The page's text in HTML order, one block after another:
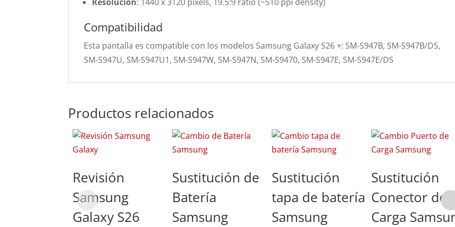
Compatibilidad
Esta pantalla es compatible con los modelos Samsung Galaxy S26 +: SM-S947B, SM-S947B/DS,
SM-S947U, SM-S947U1, SM-S947W, SM-S947N, SM-S9470, SM-S947E, SM-S947E/DS
Productos relacionados
Revisión
Samsung
Galaxy S26
Sustitución de
Batería
Samsung
Sustitución
tapa de batería
Samsung
Sustitución
Conector de
Carga